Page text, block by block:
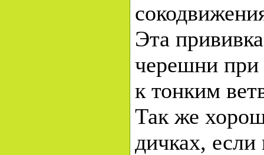
Эта
черешни при
к тонким
Так же
дичках,